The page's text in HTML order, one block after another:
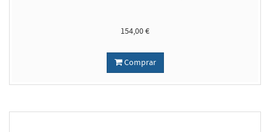
154,00 €
Comprar